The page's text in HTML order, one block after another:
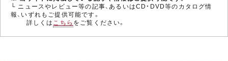
└ ニュースやレビュー等の記事、あるいはCD・DVD等のカタログ情
報、いずれもご提供可能です。
詳しくはこちら をご覧ください。